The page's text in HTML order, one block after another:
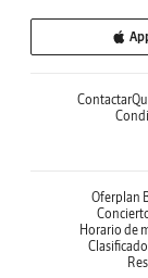
Contactar
Oferplan
Horario de